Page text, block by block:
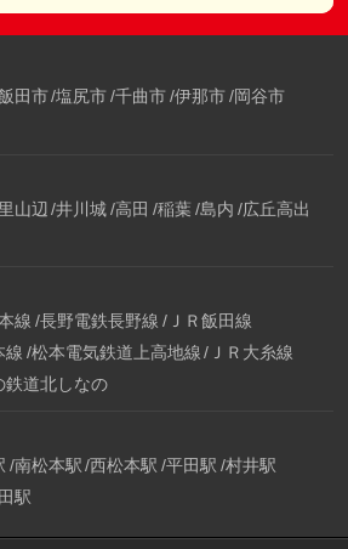
田市 塩尻市 千曲市 伊那市 岡谷市
山辺 井川城 高田 稲葉 島内 広丘高出
線 長野電鉄長野線 ＪＲ飯田線
線 松本電気鉄道上高地線
ＪＲ大糸線
鉄道北しなの
南松本駅 西松本駅 平田駅 村井駅
駅